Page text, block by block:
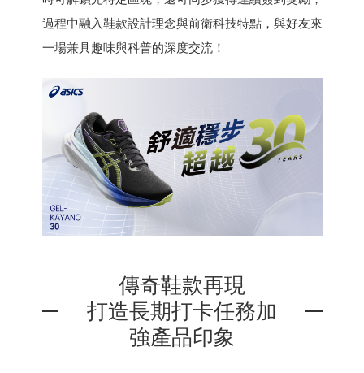
過程中融入鞋款設計理念與前衛科技特點，與好友來
一場兼具趣味與科普的深度交流！
傳奇鞋款再現
打造長期打卡任務加
強產品印象